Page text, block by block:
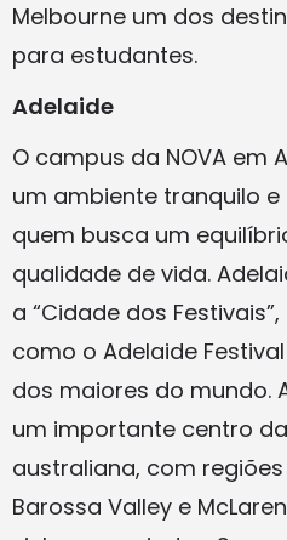
Melbourne um dos
para estudantes.
Adelaide
O campus da NOVA em
um ambiente tranquilo
quem busca um
qualidade de vida.
a “Cidade dos
como o Adelaide
dos maiores do mundo.
um importante centro
australiana, com
Barossa Valley e